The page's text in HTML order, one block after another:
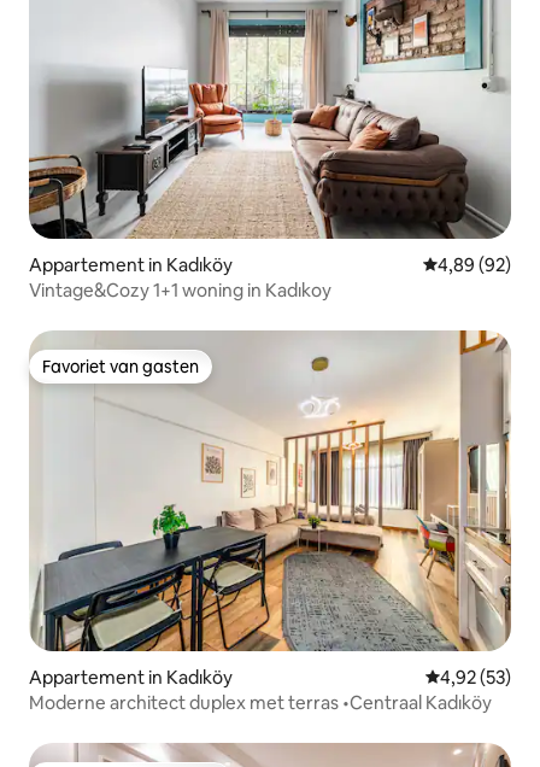
Appartement in Kadıköy Gemiddelde
4,89 (92)
Vintage&Cozy 1+1 woning in Kadıkoy
Favoriet van gasten
Favoriet van gasten
Appartement in Kadıköy Gemiddelde
4,92 (53)
Moderne architect duplex met terras •Centraal Kadıköy